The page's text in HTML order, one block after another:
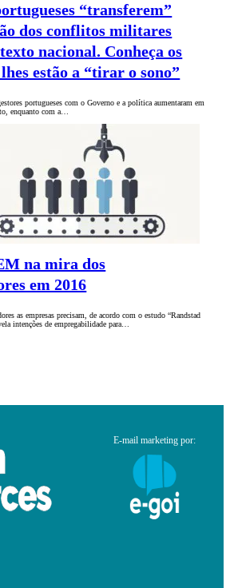
“transferem”
dos conflitos militares
nacional. Conheça os
estão a “tirar o sono”
portugueses com o Governo e a política aumentaram em
enquanto com a…
na mira dos
em 2016
as empresas precisam, de acordo com o estudo “Randstad
intenções de empregabilidade para…
E-mail marketing por: